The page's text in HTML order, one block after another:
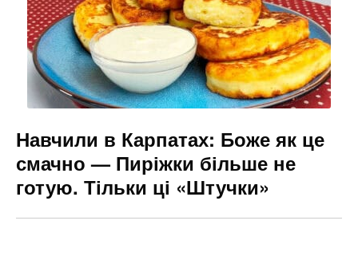
Навчили в Карпатах: Боже як це
смачно — Пиріжки більше не
готую. Тільки ці «Штучки»